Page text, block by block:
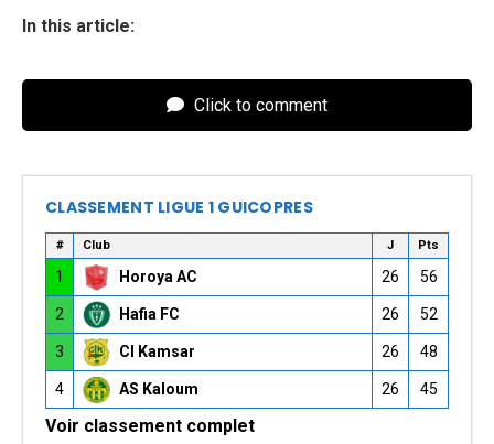
In this article:
Click to comment
CLASSEMENT LIGUE 1 GUICOPRES
# Club J Pts
1 Horoya AC 26 56
2 Hafia FC 26 52
3 CI Kamsar 26 48
4 AS Kaloum 26 45
Voir classement complet